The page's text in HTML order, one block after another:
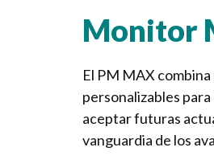
Monitor
El PM MAX
personalizables
aceptar futuras
vanguardia de los